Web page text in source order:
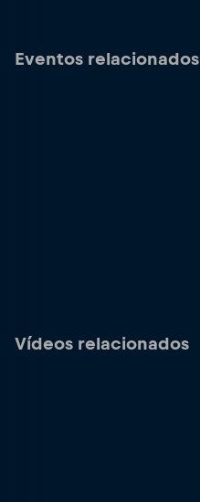
Eventos relacionados
Vídeos relacionados